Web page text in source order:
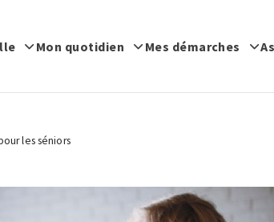
Mon quotidien Mes démarches
les séniors